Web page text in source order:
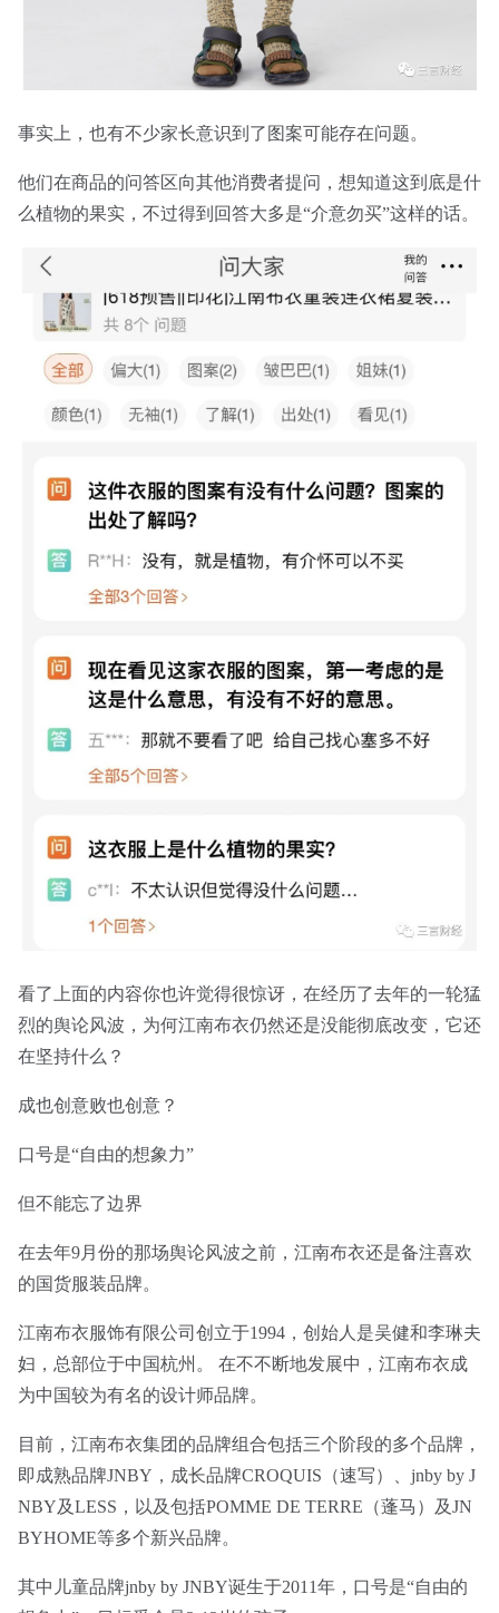
事实上，也有不少家长意识到了图案可能存在问题。
他们在商品的问答区向其他消费者提问，想知道这到底是什
么植物的果实，不过得到回答大多是“介意勿买”这样的话。
看了上面的内容你也许觉得很惊讶，在经历了去年的一轮猛
烈的舆论风波，为何江南布衣仍然还是没能彻底改变，它还
在坚持什么？
成也创意败也创意？
口号是“自由的想象力”
但不能忘了边界
在去年9月份的那场舆论风波之前，江南布衣还是备注喜欢
的国货服装品牌。
江南布衣服饰有限公司创立于1994，创始人是吴健和李琳夫
妇，总部位于中国杭州。 在不不断地发展中，江南布衣成
为中国较为有名的设计师品牌。
目前，江南布衣集团的品牌组合包括三个阶段的多个品牌，
即成熟品牌JNBY，成长品牌CROQUIS（速写）、jnby by J
NBY及LESS，以及包括POMME DE TERRE（蓬马）及JN
BYHOME等多个新兴品牌。
其中儿童品牌jnby by JNBY诞生于2011年，口号是“自由的